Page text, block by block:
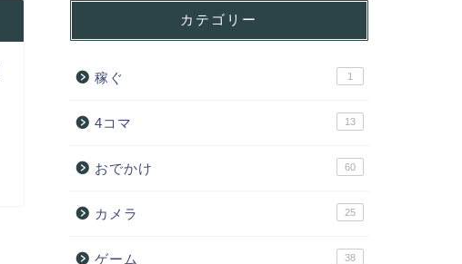
カテゴリー
稼ぐ 1
4コマ 13
おでかけ 60
カメラ 25
ゲーム 38